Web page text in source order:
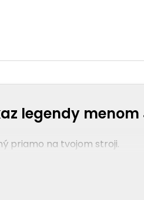
legendy
priamo na tvojom stroji.